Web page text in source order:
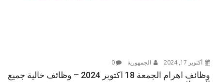
أكتوبر 17, 2024 الجمهورية 0
وظائف اهرام الجمعة 18 اكتوبر 2024 – وظائف خالية جميع